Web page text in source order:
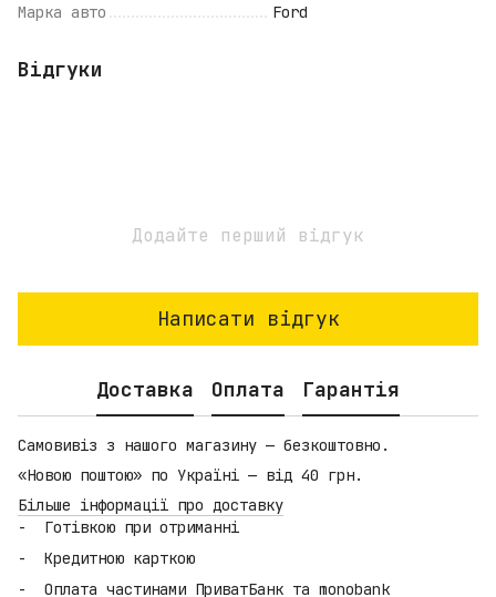
Марка авто Ford
Відгуки
Додайте перший відгук
Написати відгук
Доставка Оплата Гарантія
Самовивіз з нашого магазину — безкоштовно.
«Новою поштою» по Україні — від 40 грн.
Більше інформації про доставку
Готівкою при отриманні
Кредитною карткою
Оплата частинами ПриватБанк та monobank